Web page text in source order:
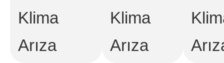
Klima
Arıza
Klima
Arıza